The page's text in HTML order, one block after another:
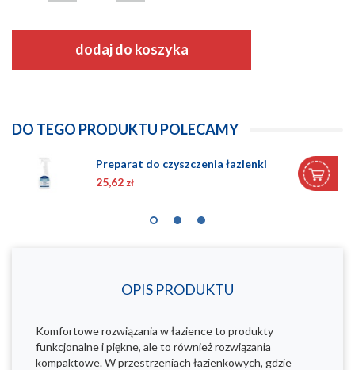
dodaj do koszyka
DO TEGO PRODUKTU POLECAMY
Preparat do czyszczenia łazienki
25,62 zł
OPIS PRODUKTU
Komfortowe rozwiązania w łazience to produkty
funkcjonalne i piękne, ale to również rozwiązania
kompaktowe. W przestrzeniach łazienkowych, gdzie